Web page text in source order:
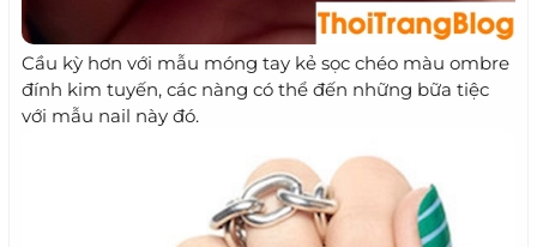
Cầu kỳ hơn với mẫu móng tay kẻ sọc chéo màu ombre
đính kim tuyến, các nàng có thể đến những bữa tiệc
với mẫu nail này đó.